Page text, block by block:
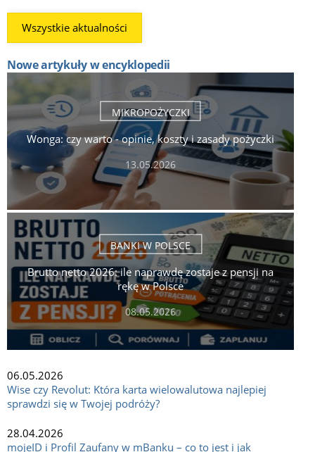
Wszystkie aktualności
Nowe artykuły w encyklopedii
MIKROPOŻYCZKI
Wonga: czy warto - opinie, koszty i zasady pożyczki
13.05.2026
BANKI W POLSCE
Brutto netto 2026: ile naprawdę zostaje z pensji na
rękę w Polsce
08.05.2026
06.05.2026
Wise czy Revolut: Która karta wielowalutowa najlepiej
sprawdzi się w Twojej podróży?
28.04.2026
mojeID i Profil Zaufany w mBanku – co to jest i jak